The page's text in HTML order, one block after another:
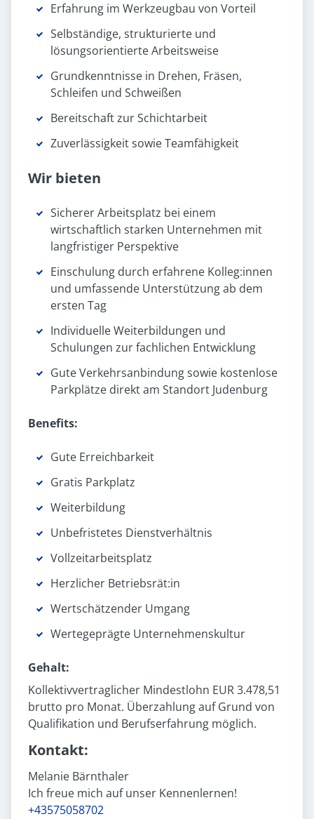
Erfahrung im Werkzeugbau von Vorteil
Selbständige, strukturierte und
lösungsorientierte Arbeitsweise
Grundkenntnisse in Drehen, Fräsen,
Schleifen und Schweißen
Bereitschaft zur Schichtarbeit
Zuverlässigkeit sowie Teamfähigkeit
Wir bieten
Sicherer Arbeitsplatz bei einem
wirtschaftlich starken Unternehmen mit
langfristiger Perspektive
Einschulung durch erfahrene Kolleg:innen
und umfassende Unterstützung ab dem
ersten Tag
Individuelle Weiterbildungen und
Schulungen zur fachlichen Entwicklung
Gute Verkehrsanbindung sowie kostenlose
Parkplätze direkt am Standort Judenburg
Benefits:
Gute Erreichbarkeit
Gratis Parkplatz
Weiterbildung
Unbefristetes Dienst­verhältnis
Vollzeit­arbeitsplatz
Herzlicher Betriebsrät:in
Wertschätzender Umgang
Wertegeprägte Unternehmenskultur
Gehalt:
Kollektivvertraglicher Mindestlohn EUR 3.478,51
brutto pro Monat. Überzahlung auf Grund von
Qualifikation und Berufserfahrung möglich.
Kontakt:
Melanie Bärnthaler
Ich freue mich auf unser Kennenlernen!
+43575058702